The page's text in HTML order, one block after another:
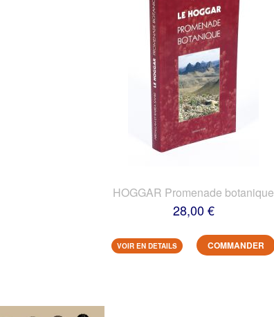
HOGGAR Promenade botanique
28,00 €
VOIR EN DETAILS COMMANDER